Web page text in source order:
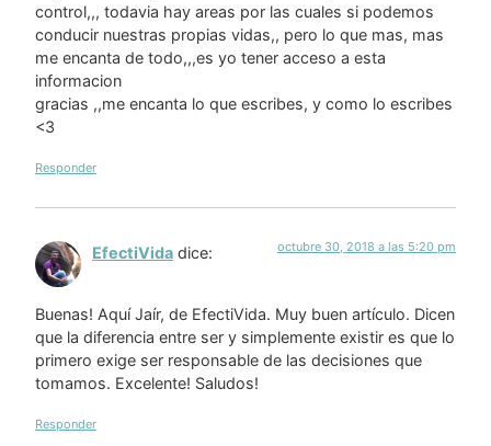
control,,, todavia hay areas por las cuales si podemos
conducir nuestras propias vidas,, pero lo que mas, mas
me encanta de todo,,,es yo tener acceso a esta
informacion
gracias ,,me encanta lo que escribes, y como lo escribes
<3
Responder
EfectiVida dice: octubre 30, 2018 a las 5:20 pm
Buenas! Aquí Jaír, de EfectiVida. Muy buen artículo. Dicen
que la diferencia entre ser y simplemente existir es que lo
primero exige ser responsable de las decisiones que
tomamos. Excelente! Saludos!
Responder